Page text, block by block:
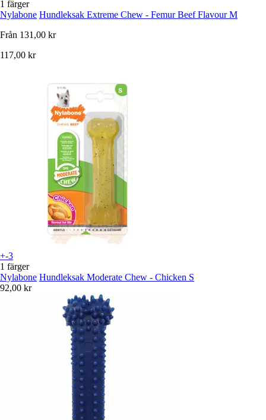
1 färger
Nylabone Hundleksak Extreme Chew - Femur Beef Flavour M
Från 131,00 kr
117,00 kr
+-3
1 färger
Nylabone Hundleksak Moderate Chew - Chicken S
92,00 kr